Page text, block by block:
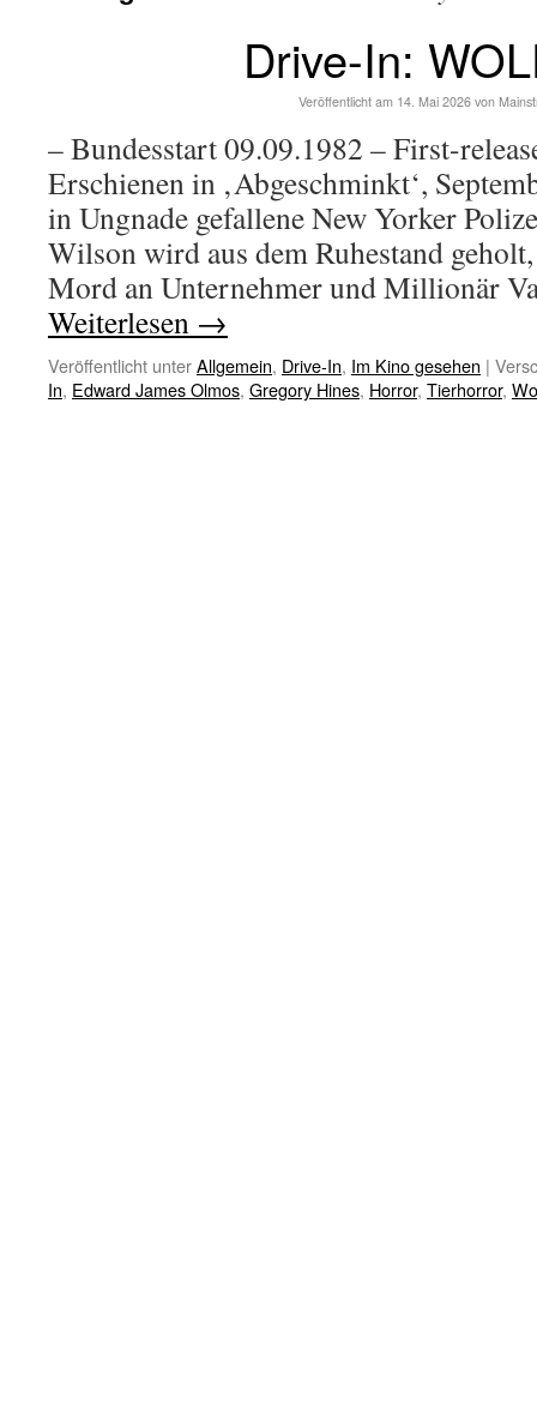
Drive-In:
Veröffentlicht am 14. Mai 2026 von
– Bundesstart 09.09.1982 – First-
Erschienen in ‚Abgeschminkt‘,
in Ungnade gefallene New Yorker
Wilson wird aus dem Ruhestand
Mord an Unternehmer und Millionär
Weiterlesen →
Veröffentlicht unterAllgemein, Drive-In, Im Kino gesehen |
In, Edward James Olmos, Gregory Hines, Horror, Tierhorror,